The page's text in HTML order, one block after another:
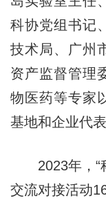
科协党组书记
技术局、广州
资产监督管理
物医药等专家
基地和企业代
2023年，“科
交流对接活动